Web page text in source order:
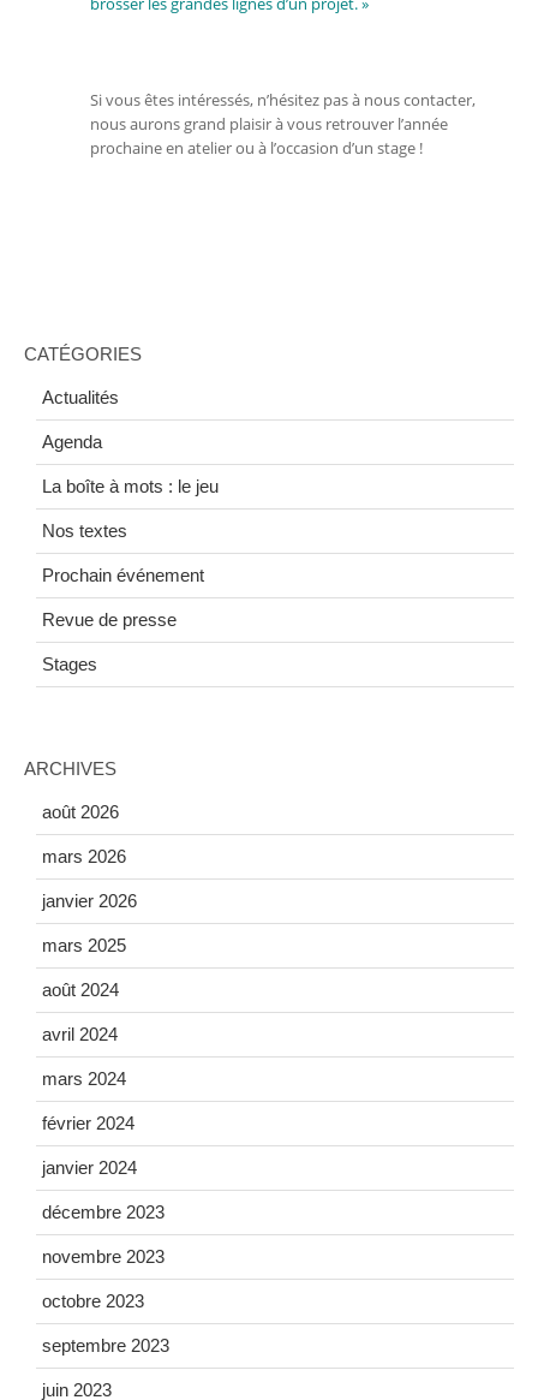
Si vous êtes intéressés, n’hésitez pas à nous contacter,
nous aurons grand plaisir à vous retrouver l’année
prochaine en atelier ou à l’occasion d’un stage !
CATÉGORIES
Actualités
Agenda
La boîte à mots : le jeu
Nos textes
Prochain événement
Revue de presse
Stages
ARCHIVES
août 2026
mars 2026
janvier 2026
mars 2025
août 2024
avril 2024
mars 2024
février 2024
janvier 2024
décembre 2023
novembre 2023
octobre 2023
septembre 2023
juin 2023